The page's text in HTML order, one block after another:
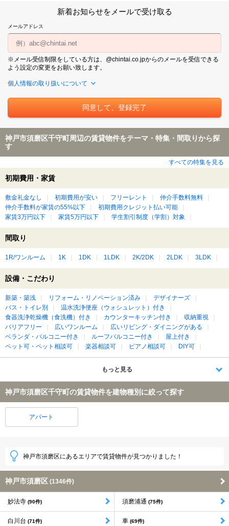
新着お知らせをメールで受け取る
メールアドレス
※メール受信制限をしている方は、@chintai.co.jpからのメールを受信できる
よう設定の変更をお願い致します。
個人情報の取り扱いについて
神戸市須磨区千守町周辺の賃貸物件をテーマ・特集・間取りから探
す
すべての特集を見る
初期費用・家賃
敷金礼金なし 初期費用が安い フリーレント
仲介手数料無料
仲介手数料が家賃の55%以下
初期費用クレジット払い可能
家賃3万円以下
家賃5万円以下 学生割引制度（学割）対象
間取り
1R/ワンルーム 1K 1DK 1LDK 2K/2DK 2LDK 3LDK
設備・こだわり
新築・築浅 リフォーム・リノベーション済み
デザイナーズ
バス・トイレ別
温水洗浄便座（ウォシュレット）付き
食器洗浄乾燥機（食洗機）付き
カウンターキッチン付き
収納重視
バリアフリー
広いワンルーム
広いリビング・ダイニングがある
ベランダ・バルコニー付き
ルーフバルコニー付き
屋上付き
ペット可・ペット相談可
楽器相談可 ピアノ相談可 DIY可
もっと見る
神戸市須磨区千守町の賃貸物件を建物種別に絞って探す
アパート
神戸市須磨区にあるエリアで賃貸物件が見つかりました！
神戸市須磨区 (1346件)
妙法寺 (90件) 須磨浦通 (75件)
白川台 (71件) 車 (69件)